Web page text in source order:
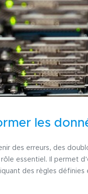
les
des erreurs, des
essentiel. Il permet d’
des règles définies